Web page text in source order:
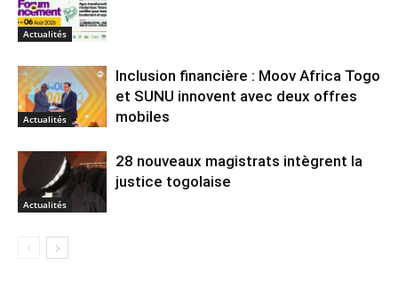
Actualités
Actualités
Inclusion financière : Moov Africa Togo
et SUNU innovent avec deux offres
mobiles
Actualités
28 nouveaux magistrats intègrent la
justice togolaise